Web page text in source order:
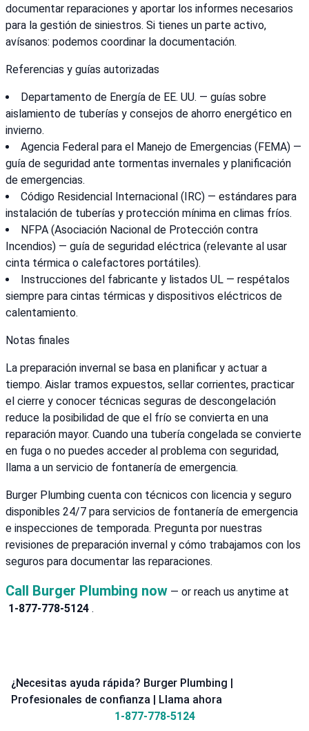
documentar reparaciones y aportar los informes necesarios
para la gestión de siniestros. Si tienes un parte activo,
avísanos: podemos coordinar la documentación.
Referencias y guías autorizadas
Departamento de Energía de EE. UU. — guías sobre
aislamiento de tuberías y consejos de ahorro energético en
invierno.
Agencia Federal para el Manejo de Emergencias (FEMA) —
guía de seguridad ante tormentas invernales y planificación
de emergencias.
Código Residencial Internacional (IRC) — estándares para
instalación de tuberías y protección mínima en climas fríos.
NFPA (Asociación Nacional de Protección contra
Incendios) — guía de seguridad eléctrica (relevante al usar
cinta térmica o calefactores portátiles).
Instrucciones del fabricante y listados UL — respétalos
siempre para cintas térmicas y dispositivos eléctricos de
calentamiento.
Notas finales
La preparación invernal se basa en planificar y actuar a
tiempo. Aislar tramos expuestos, sellar corrientes, practicar
el cierre y conocer técnicas seguras de descongelación
reduce la posibilidad de que el frío se convierta en una
reparación mayor. Cuando una tubería congelada se convierte
en fuga o no puedes acceder al problema con seguridad,
llama a un servicio de fontanería de emergencia.
Burger Plumbing cuenta con técnicos con licencia y seguro
disponibles 24/7 para servicios de fontanería de emergencia
e inspecciones de temporada. Pregunta por nuestras
revisiones de preparación invernal y cómo trabajamos con los
seguros para documentar las reparaciones.
Call Burger Plumbing now — or reach us anytime at
1-877-778-5124 .
¿Necesitas ayuda rápida? Burger Plumbing |
Profesionales de confianza | Llama ahora
1-877-778-5124